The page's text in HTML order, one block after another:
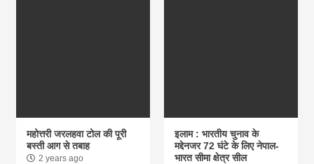
महोत्तरी जरलहवा टोल की पूरी
बस्ती आग से तबाह
2 years ago
इलाम : भारतीय चुनाव के
मद्देनजर 72 घंटे के लिए नेपाल-
भारत सीमा क्षेत्र सील